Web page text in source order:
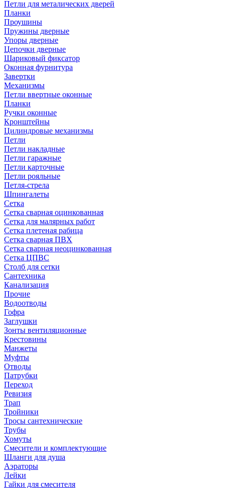
Петли для металических дверей
Планки
Проушины
Пружины дверные
Упоры дверные
Цепочки дверные
Шариковый фиксатор
Оконная фурнитура
Завертки
Механизмы
Петли ввертные оконные
Планки
Ручки оконные
Кронштейны
Цилиндровые механизмы
Петли
Петли накладные
Петли гаражные
Петли карточные
Петли рояльные
Петля-стрела
Шпингалеты
Сетка
Сетка сварная оцинкованная
Сетка для малярных работ
Сетка плетеная рабица
Сетка сварная ПВХ
Сетка сварная неоцинкованная
Сетка ЦПВС
Столб для сетки
Сантехника
Канализация
Прочие
Водоотводы
Гофра
Заглушки
Зонты вентиляционные
Крестовины
Манжеты
Муфты
Отводы
Патрубки
Переход
Ревизия
Трап
Тройники
Тросы сантехнические
Трубы
Хомуты
Смесители и комплектующие
Шланги для душа
Аэраторы
Лейки
Гайки для смесителя